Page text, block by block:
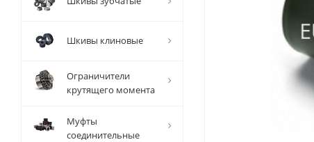
Шкивы клиновые
Ограничители
крутящего момента
Муфты
соединительные